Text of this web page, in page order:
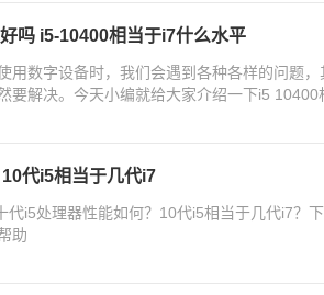
吗 i5-10400相当于i7什么水平
用数字设备时，我们会遇到各种各样的问题
要解决。今天小编就给大家介绍一下i5 10400
代i5相当于几代i7
代i5处理器性能如何？10代i5相当于几代i7？
助